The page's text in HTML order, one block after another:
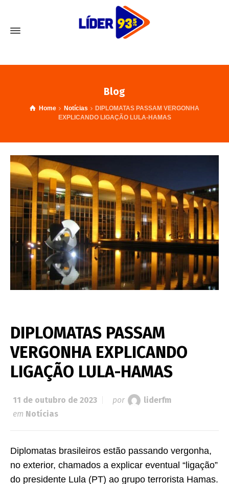
Blog
Home Notícias
DIPLOMATAS PASSAM VERGONHA
EXPLICANDO LIGAÇÃO LULA-HAMAS
DIPLOMATAS PASSAM
VERGONHA EXPLICANDO
LIGAÇÃO LULA-HAMAS
11 de outubro de 2023 por
liderfm
em Notícias
Diplomatas brasileiros estão passando vergonha,
no exterior, chamados a explicar eventual “ligação”
do presidente Lula (PT) ao grupo terrorista Hamas.